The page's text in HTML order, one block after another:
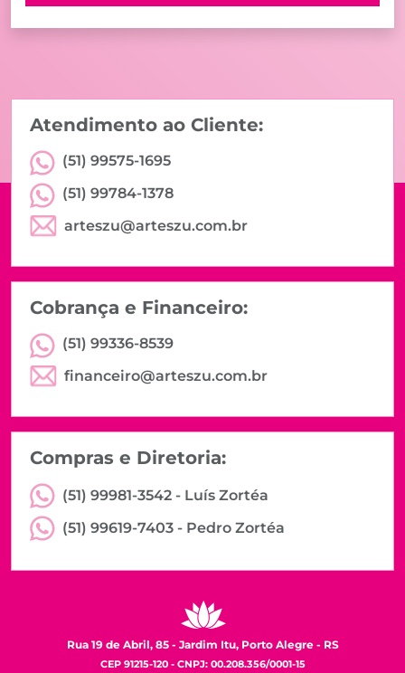
Atendimento ao Cliente:
(51) 99575-1695
(51) 99784-1378
arteszu@arteszu.com.br
Cobrança e Financeiro:
(51) 99336-8539
financeiro@arteszu.com.br
Compras e Diretoria:
(51) 99981-3542 - Luís Zortéa
(51) 99619-7403 - Pedro Zortéa
Rua 19 de Abril, 85 - Jardim Itu, Porto Alegre - RS
CEP 91215-120 - CNPJ: 00.208.356/0001-15